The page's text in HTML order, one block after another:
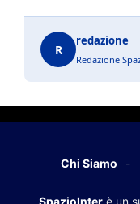
R
redazione
Redazione
Chi Siamo
SpazioInter è un